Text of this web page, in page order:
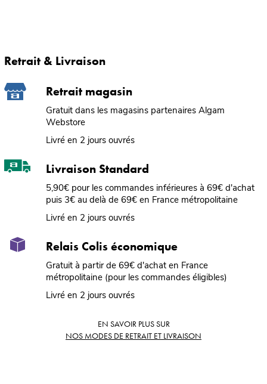
Retrait & Livraison
Retrait magasin
Gratuit dans les magasins partenaires Algam
Webstore
Livré en 2 jours ouvrés
Livraison Standard
5,90€ pour les commandes inférieures à 69€ d'achat
puis 3€ au delà de 69€ en France métropolitaine
Livré en 2 jours ouvrés
Relais Colis économique
Gratuit à partir de 69€ d'achat en France
métropolitaine (pour les commandes éligibles)
Livré en 2 jours ouvrés
EN SAVOIR PLUS SUR
NOS MODES DE RETRAIT ET LIVRAISON